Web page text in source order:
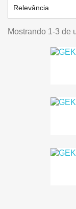
Relevância
Mostrando 1-3 de